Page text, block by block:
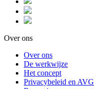
Over ons
Over ons
De werkwijze
Het concept
Privacybeleid en AVG